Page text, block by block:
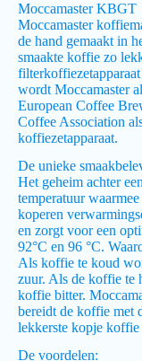
Moccamaster KBGT
Moccamaster
de hand gemaakt in
smaakte koffie zo
wordt Moccamaster
European Coffee
Coffee Association
koffiezetapparaat.
De unieke
Het geheim achter
temperatuur
koperen
en zorgt voor een
92°C en 96 °C.
Als koffie te koud
zuur. Als de koffie te
koffie bitter.
bereidt de koffie met
lekkerste kopje
De voordelen: